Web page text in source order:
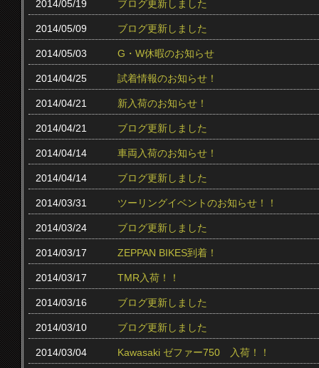
2014/05/19 ブログ更新しました
2014/05/09 ブログ更新しました
2014/05/03 G・W休暇のお知らせ
2014/04/25 試着情報のお知らせ！
2014/04/21 新入荷のお知らせ！
2014/04/21 ブログ更新しました
2014/04/14 車両入荷のお知らせ！
2014/04/14 ブログ更新しました
2014/03/31 ツーリングイベントのお知らせ！！
2014/03/24 ブログ更新しました
2014/03/17 ZEPPAN BIKES到着！
2014/03/17 TMR入荷！！
2014/03/16 ブログ更新しました
2014/03/10 ブログ更新しました
2014/03/04 Kawasaki ゼファー750 入荷！！